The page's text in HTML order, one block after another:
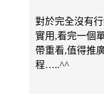
對於完全沒有
實用,看完一個
帶重看,值得推
程…..^^